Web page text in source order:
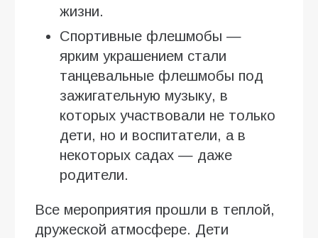
жизни.
Спортивные флешмобы —
ярким украшением стали
танцевальные флешмобы под
зажигательную музыку, в
которых участвовали не только
дети, но и воспитатели, а в
некоторых садах — даже
родители.
Все мероприятия прошли в теплой,
дружеской атмосфере. Дети